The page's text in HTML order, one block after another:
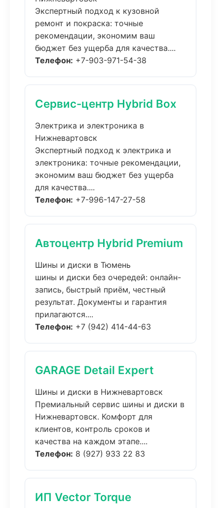
Экспертный подход к кузовной
ремонт и покраска: точные
рекомендации, экономим ваш
бюджет без ущерба для качества....
Телефон: +7-903-971-54-38
Сервис-центр Hybrid Box
Электрика и электроника в
Нижневартовск
Экспертный подход к электрика и
электроника: точные рекомендации,
экономим ваш бюджет без ущерба
для качества....
Телефон: +7-996-147-27-58
Автоцентр Hybrid Premium
Шины и диски в Тюмень
шины и диски без очередей: онлайн-
запись, быстрый приём, честный
результат. Документы и гарантия
прилагаются....
Телефон: +7 (942) 414-44-63
GARAGE Detail Expert
Шины и диски в Нижневартовск
Премиальный сервис шины и диски в
Нижневартовск. Комфорт для
клиентов, контроль сроков и
качества на каждом этапе....
Телефон: 8 (927) 933 22 83
ИП Vector Torque